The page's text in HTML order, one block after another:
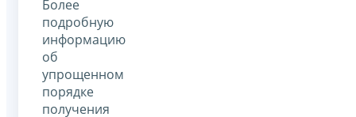
Более
подробную
информацию
об
упрощенном
порядке
получения